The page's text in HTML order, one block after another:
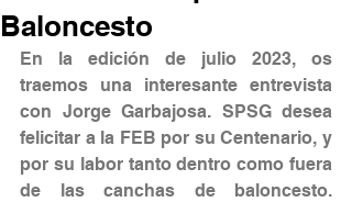
Baloncesto
En la edición de julio 2023, os
traemos una interesante entrevista
con Jorge Garbajosa. SPSG desea
felicitar a la FEB por su Centenario, y
por su labor tanto dentro como fuera
de las canchas de baloncesto.